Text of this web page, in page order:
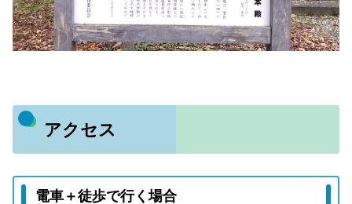
アクセス
電車＋徒歩で行く場合